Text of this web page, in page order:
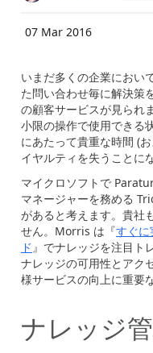
07 Mar 2016
いまだ多くの企業におい
た問い合わせ毎に解決策
の顧客サービスが見られ
小限の操作で使用できる
にあたって貴重な時間 (
イヤルティを失うことに
マイクロソフトで
マネージャーを務める
があると考えます。貴社
せん。Morris は『すぐに
ド 』でナレッジを注目ト
ナレッジの可用性とアク
様サービスの向上に重要
ナレッジ